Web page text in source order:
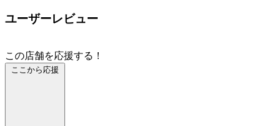
ユーザーレビュー
この店舗を応援する！
ここから応援